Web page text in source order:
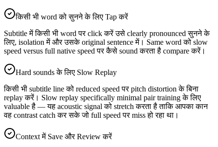
किसी भी word को सुनने के लिए Tap करें
Subtitle में किसी भी word पर click करें उसे clearly pronounced सुनने के
लिए, isolation में और उसके original sentence में। Same word को slow
speed versus full native speed पर कैसे sound करता है compare करें।
Hard sounds के लिए Slow Replay
किसी भी subtitle line को reduced speed पर pitch distortion के बिना
replay करें। Slow replay specifically minimal pair training के लिए
valuable है — यह acoustic signal को stretch करता है ताकि आपका कान
वह contrast catch कर सके जो full speed पर miss हो रहा था।
Context में Save और Review करें